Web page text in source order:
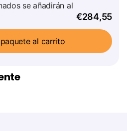
se añadirán al
€284,55
al carrito